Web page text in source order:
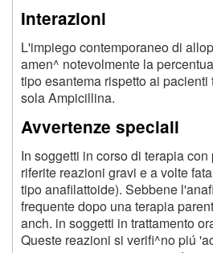
Interazioni
L'impiego contemporaneo di
amen^ notevolmente la
tipo esantema rispetto ai pacienti
sola Ampicillina.
Avvertenze speciali
In soggetti in corso di terapia
riferite reazioni gravi e a volte
tipo anafilattoide). Sebbene
frequente dopo una terapia
anch. in soggetti in trattamento
Queste reazioni si verifi^no piú